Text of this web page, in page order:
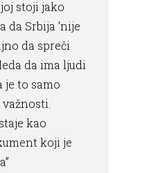
stoji jako
da Srbija ’nije
da spreči
da ima ljudi
je to samo
kao
koji je